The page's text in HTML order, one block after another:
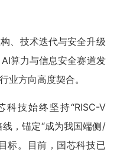
、技术迭代与安全升级
算力与信息安全赛道发
业方向高度契合。
技始终坚持“RISC-V
，锚定“成为我国端侧/
标。目前，国芯科技已